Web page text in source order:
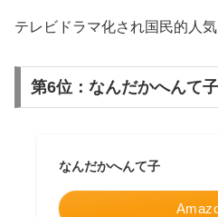
テレビドラマ化され国民的人
第6位：なんだかへんて子
なんだかへんて子